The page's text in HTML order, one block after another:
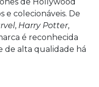
e colecionáveis. De
, Harry Potter,
é reconhecida
de alta qualidade há